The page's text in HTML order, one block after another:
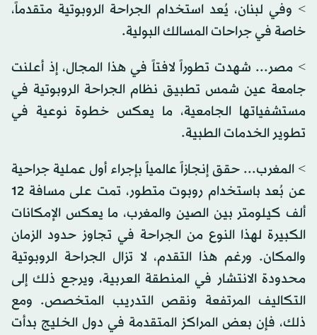
> وفي لبنان، يُعد استخدام الجراحة الروبوتية متقدماً،
خاصة في جراحات المسالك البولية.
> مصر... شهدت تطوراً لافتاً في هذا المجال، إذ أعلنت
جامعة عين شمس تطبيق نظام الجراحة الروبوتية في
مستشفياتها الجامعية، ما يعكس خطوة نوعية في
تطوير الخدمات الطبية.
> المغرب... حقق إنجازاً عالمياً بإجراء أول عملية جراحية
عن بُعد باستخدام روبوت متطور، تمت على مسافة 12
ألف كيلومتر بين الصين والمغرب، ما يعكس الإمكانات
الكبيرة لهذا النوع من الجراحة في تجاوز حدود الزمان
والمكان. ورغم هذا التقدم، لا تزال الجراحة الروبوتية
محدودة الانتشار في المنطقة العربية، ويرجع ذلك إلى
التكاليف المرتفعة ونقص التدريب المتخصص. ومع
ذلك، فإن بعض المراكز المتقدمة في دول الخليج بدأت